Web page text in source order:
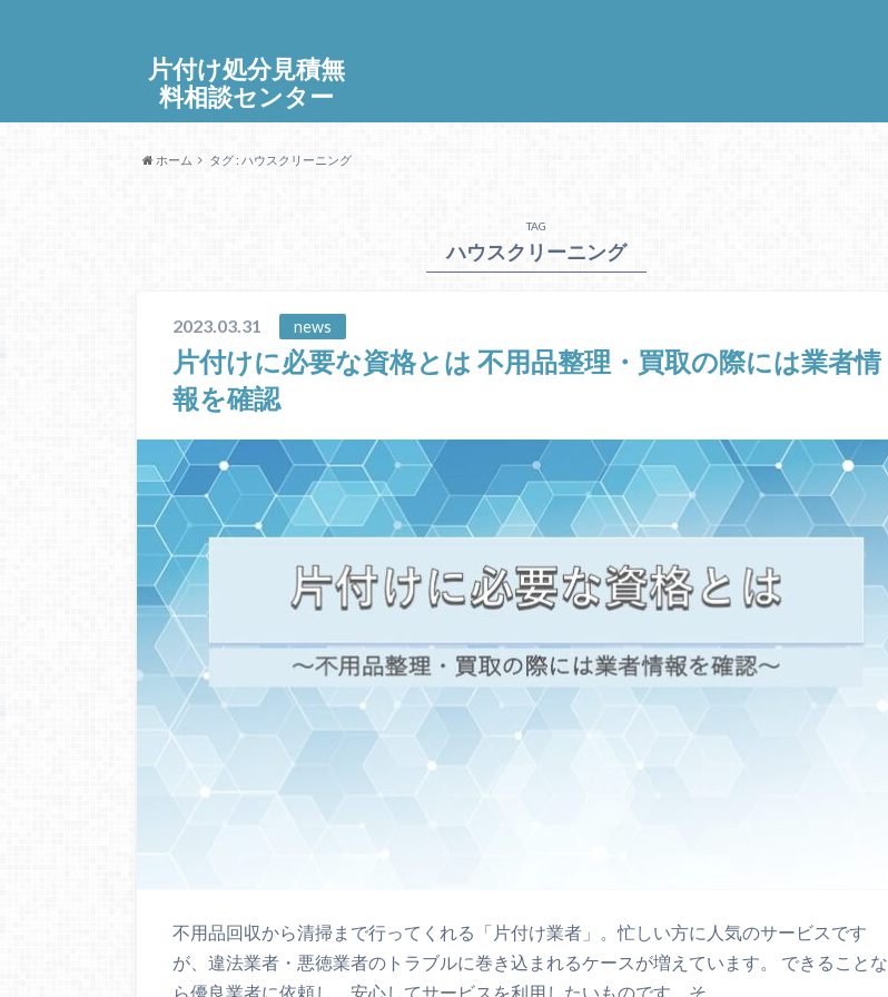
片付け処分見積無
料相談センター
ホーム タグ : ハウスクリーニング
TAG
ハウスクリーニング
2023.03.31 news
片付けに必要な資格とは 不用品整理・買取の際には業者情
報を確認
不用品回収から清掃まで行ってくれる「片付け業者」。忙しい方に人気のサービスです
が、違法業者・悪徳業者のトラブルに巻き込まれるケースが増えています。 できることな
ら優良業者に依頼し、安心してサービスを利用したいものです。そ…